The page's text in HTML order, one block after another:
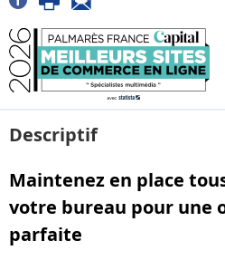
Descriptif
Maintenez en place
votre bureau pour une
parfaite